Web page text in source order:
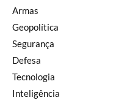
Armas
Geopolítica
Segurança
Defesa
Tecnologia
Inteligência